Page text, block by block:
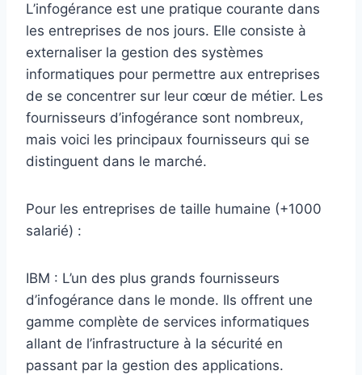
L’infogérance est une pratique courante dans
les entreprises de nos jours. Elle consiste à
externaliser la gestion des systèmes
informatiques pour permettre aux entreprises
de se concentrer sur leur cœur de métier. Les
fournisseurs d’infogérance sont nombreux,
mais voici les principaux fournisseurs qui se
distinguent dans le marché.
Pour les entreprises de taille humaine (+1000
salarié) :
IBM : L’un des plus grands fournisseurs
d’infogérance dans le monde. Ils offrent une
gamme complète de services informatiques
allant de l’infrastructure à la sécurité en
passant par la gestion des applications.